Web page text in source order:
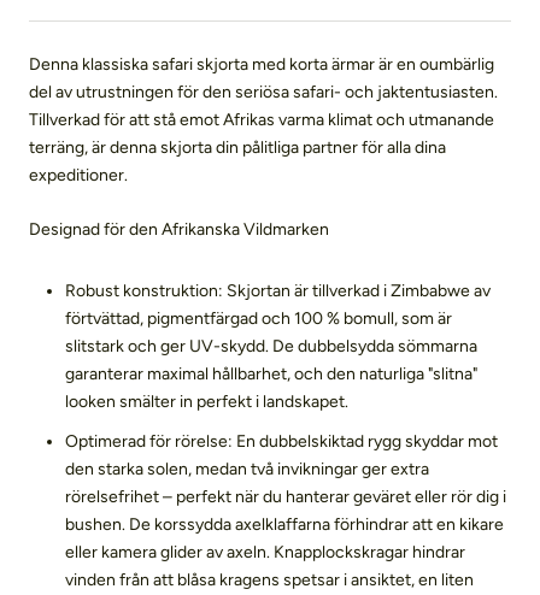
Denna klassiska safari skjorta med korta ärmar är en oumbärlig
del av utrustningen för den seriösa safari- och jaktentusiasten.
Tillverkad för att stå emot Afrikas varma klimat och utmanande
terräng, är denna skjorta din pålitliga partner för alla dina
expeditioner.
Designad för den Afrikanska Vildmarken
Robust konstruktion: Skjortan är tillverkad i Zimbabwe av
förtvättad, pigmentfärgad och 100 % bomull, som är
slitstark och ger UV-skydd. De dubbelsydda sömmarna
garanterar maximal hållbarhet, och den naturliga "slitna"
looken smälter in perfekt i landskapet.
Optimerad för rörelse: En dubbelskiktad rygg skyddar mot
den starka solen, medan två invikningar ger extra
rörelsefrihet – perfekt när du hanterar geväret eller rör dig i
bushen. De korssydda axelklaffarna förhindrar att en kikare
eller kamera glider av axeln. Knapplockskragar hindrar
vinden från att blåsa kragens spetsar i ansiktet, en liten